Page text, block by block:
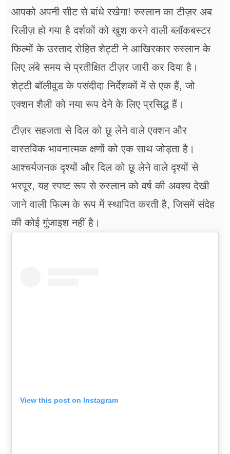
आपको अपनी सीट से बांधे रखेगा! रुस्लान का टीज़र अब
रिलीज़ हो गया है दर्शकों को खुश करने वाली ब्लॉकबस्टर
फिल्मों के उस्ताद रोहित शेट्टी ने आखिरकार रुस्लान के
लिए लंबे समय से प्रतीक्षित टीज़र जारी कर दिया है।
शेट्टी बॉलीवुड के पसंदीदा निर्देशकों में से एक हैं, जो
एक्शन शैली को नया रूप देने के लिए प्रसिद्ध हैं।
टीज़र सहजता से दिल को छू लेने वाले एक्शन और
वास्तविक भावनात्मक क्षणों को एक साथ जोड़ता है।
आश्चर्यजनक दृश्यों और दिल को छू लेने वाले दृश्यों से
भरपूर, यह स्पष्ट रूप से रुस्लान को वर्ष की अवश्य देखी
जाने वाली फिल्म के रूप में स्थापित करती है, जिसमें संदेह
की कोई गुंजाइश नहीं है।
View this post on Instagram